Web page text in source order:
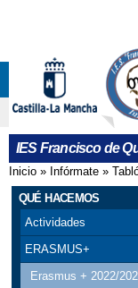
IES Francisco de
Se
Inicio » Infórmate »
QUÉ HACEMOS
Actividades
ERASMUS+
Erasmus + 2022/